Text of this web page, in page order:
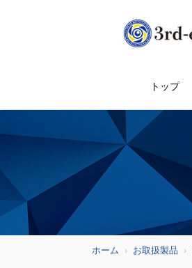
トップ
ホーム お取扱製品